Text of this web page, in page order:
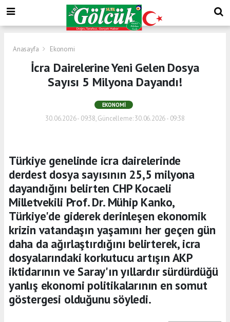
Anasayfa Ekonomi
İcra Dairelerine Yeni Gelen Dosya
Sayısı 5 Milyona Dayandı!
EKONOMI
30.06.2026 - 09:38, Güncelleme: 30.06.2026 - 09:38
Türkiye genelinde icra dairelerinde
derdest dosya sayısının 25,5 milyona
dayandığını belirten CHP Kocaeli
Milletvekili Prof. Dr. Mühip Kanko,
Türkiye'de giderek derinleşen ekonomik
krizin vatandaşın yaşamını her geçen gün
daha da ağırlaştırdığını belirterek, icra
dosyalarındaki korkutucu artışın AKP
iktidarının ve Saray'ın yıllardır sürdürdüğü
yanlış ekonomi politikalarının en somut
göstergesi olduğunu söyledi.